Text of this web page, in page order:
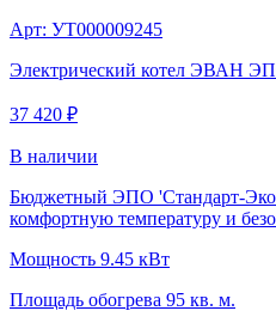
Арт: УТ000009245
Электрический котел ЭВАН
37 420 ₽
В наличии
Бюджетный ЭПО 'Стандарт-
комфортную температуру и
Мощность 9.45 кВт
Площадь обогрева 95 кв. м.